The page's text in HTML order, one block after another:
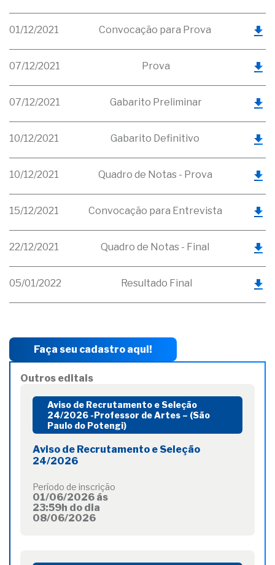
01/12/2021 Convocação para Prova
07/12/2021 Prova
07/12/2021 Gabarito Preliminar
10/12/2021 Gabarito Definitivo
10/12/2021 Quadro de Notas - Prova
15/12/2021 Convocação para Entrevista
22/12/2021 Quadro de Notas - Final
05/01/2022 Resultado Final
Faça seu cadastro aqui!
Outros editais
Aviso de Recrutamento e Seleção
24/2026 -Professor de Artes – (São
Paulo do Potengi)
Aviso de Recrutamento e Seleção
24/2026
Período de inscrição
01/06/2026 ás
23:59h do dia
08/06/2026